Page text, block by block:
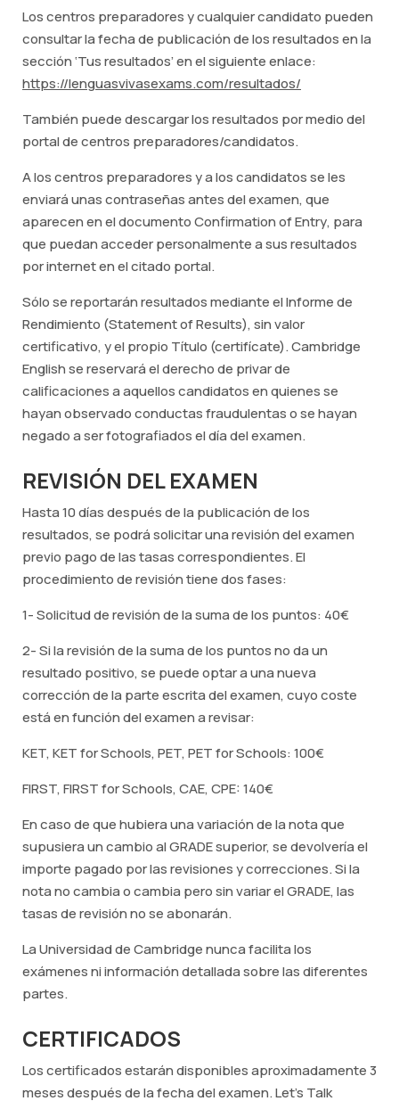
Los centros preparadores y cualquier candidato pueden
consultar la fecha de publicación de los resultados en la
sección ‘Tus resultados’ en el siguiente enlace:
https://lenguasvivasexams.com/resultados/
También puede descargar los resultados por medio del
portal de centros preparadores/candidatos.
A los centros preparadores y a los candidatos se les
enviará unas contraseñas antes del examen, que
aparecen en el documentoConfirmation of Entry, para
que puedan acceder personalmente a sus resultados
por internet en el citado portal.
Sólo se reportarán resultados mediante el Informe de
Rendimiento (Statement of Results), sin valor
certificativo, y el propio Título (certifícate). Cambridge
English se reservará el derecho de privar de
calificaciones a aquellos candidatos en quienes se
hayan observado conductas fraudulentas o se hayan
negado a ser fotografiados el día del examen.
REVISIÓN DEL EXAMEN
Hasta 10 días después de la publicación de los
resultados, se podrá solicitar una revisión del examen
previo pago de las tasas correspondientes. El
procedimiento de revisión tiene dos fases:
1- Solicitud de revisión de la suma de los puntos: 40€
2- Si la revisión de la suma de los puntos no da un
resultado positivo, se puede optar a una nueva
corrección de la parte escrita del examen, cuyo coste
está en función del examen a revisar:
KET, KET for Schools, PET, PET for Schools: 100€
FIRST, FIRST for Schools, CAE, CPE: 140€
En caso de que hubiera una variación de la nota que
supusiera un cambio al GRADE superior, se devolvería el
importe pagado por las revisiones y correcciones. Si la
nota no cambia o cambia pero sin variar el GRADE, las
tasas de revisión no se abonarán.
La Universidad de Cambridge nunca facilita los
exámenes ni información detallada sobre las diferentes
partes.
CERTIFICADOS
Los certificados estarán disponibles aproximadamente 3
meses después de la fecha del examen. Let's Talk